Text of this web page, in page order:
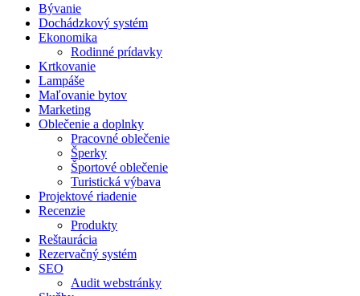
Bývanie
Dochádzkový systém
Ekonomika
Rodinné prídavky
Krtkovanie
Lampáše
Maľovanie bytov
Marketing
Oblečenie a doplnky
Pracovné oblečenie
Šperky
Športové oblečenie
Turistická výbava
Projektové riadenie
Recenzie
Produkty
Reštaurácia
Rezervačný systém
SEO
Audit webstránky